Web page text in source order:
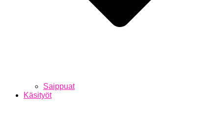
Saippuat
Käsityöt